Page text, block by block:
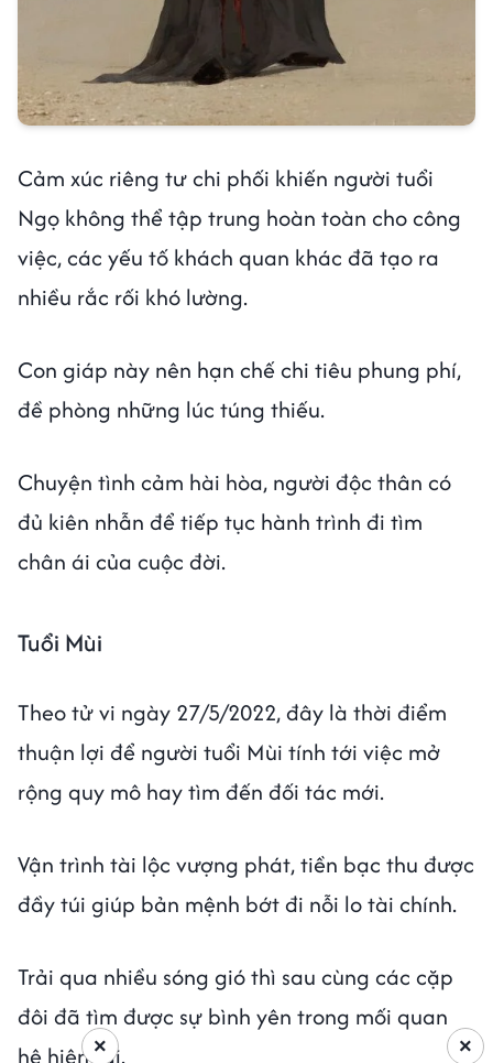
Cảm xúc riêng tư chi phối khiến người tuổi
Ngọ không thể tập trung hoàn toàn cho công
việc, các yếu tố khách quan khác đã tạo ra
nhiều rắc rối khó lường.
Con giáp này nên hạn chế chi tiêu phung phí,
đề phòng những lúc túng thiếu.
Chuyện tình cảm hài hòa, người độc thân có
đủ kiên nhẫn để tiếp tục hành trình đi tìm
chân ái của cuộc đời.
Tuổi Mùi
Theo tử vi ngày 27/5/2022, đây là thời điểm
thuận lợi để người tuổi Mùi tính tới việc mở
rộng quy mô hay tìm đến đối tác mới.
Vận trình tài lộc vượng phát, tiền bạc thu được
đầy túi giúp bản mệnh bớt đi nỗi lo tài chính.
Trải qua nhiều sóng gió thì sau cùng các cặp
đôi đã tìm được sự bình yên trong mối quan
hệ hiện tại.
×
×